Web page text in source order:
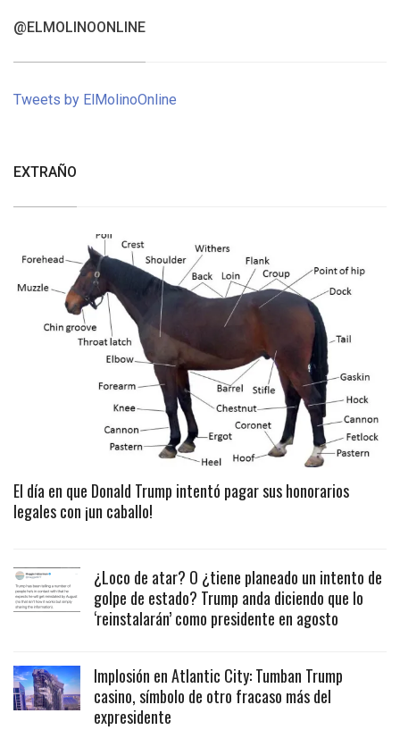
@ELMOLINOONLINE
Tweets by ElMolinoOnline
EXTRAÑO
El día en que Donald Trump intentó pagar sus honorarios
legales con ¡un caballo!
¿Loco de atar? O ¿tiene planeado un intento de
golpe de estado? Trump anda diciendo que lo
‘reinstalarán’ como presidente en agosto
Implosión en Atlantic City: Tumban Trump
casino, símbolo de otro fracaso más del
expresidente